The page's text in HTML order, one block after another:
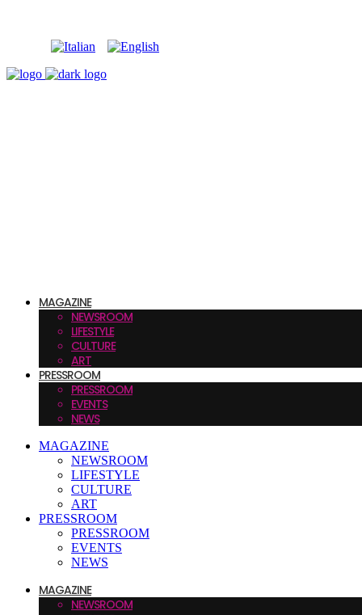
MAGAZINE
NEWSROOM
LIFESTYLE
CULTURE
ART
PRESSROOM
PRESSROOM
EVENTS
NEWS
MAGAZINE
NEWSROOM
LIFESTYLE
CULTURE
ART
PRESSROOM
PRESSROOM
EVENTS
NEWS
MAGAZINE
NEWSROOM